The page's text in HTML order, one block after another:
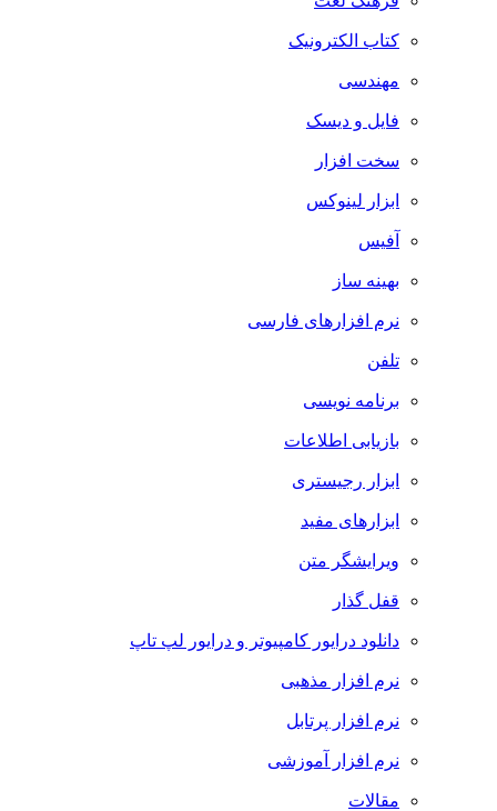
کتاب الکترونیک
مهندسی
فایل و دیسک
سخت افزار
ابزار لینوکس
آفیس
بهینه ساز
نرم افزارهای فارسی
تلفن
برنامه نویسی
بازیابی اطلاعات
ابزار رجیستری
ابزارهای مفید
ویرایشگر متن
قفل گذار
دانلود درایور کامپیوتر و درایور لپ تاپ
نرم افزار مذهبی
نرم افزار پرتابل
نرم افزار آموزشی
مقالات